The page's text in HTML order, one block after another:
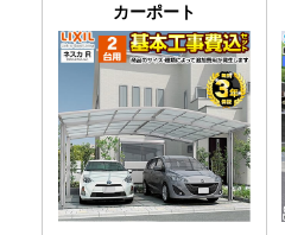
カーポート